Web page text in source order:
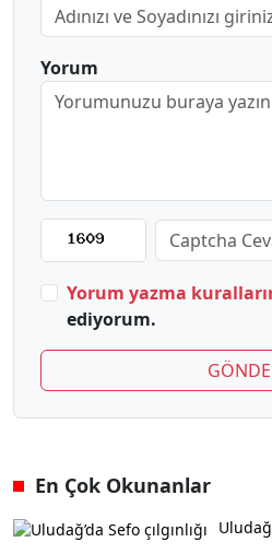
Yorum
Yorum yazma
ediyorum.
En Çok Okunanlar